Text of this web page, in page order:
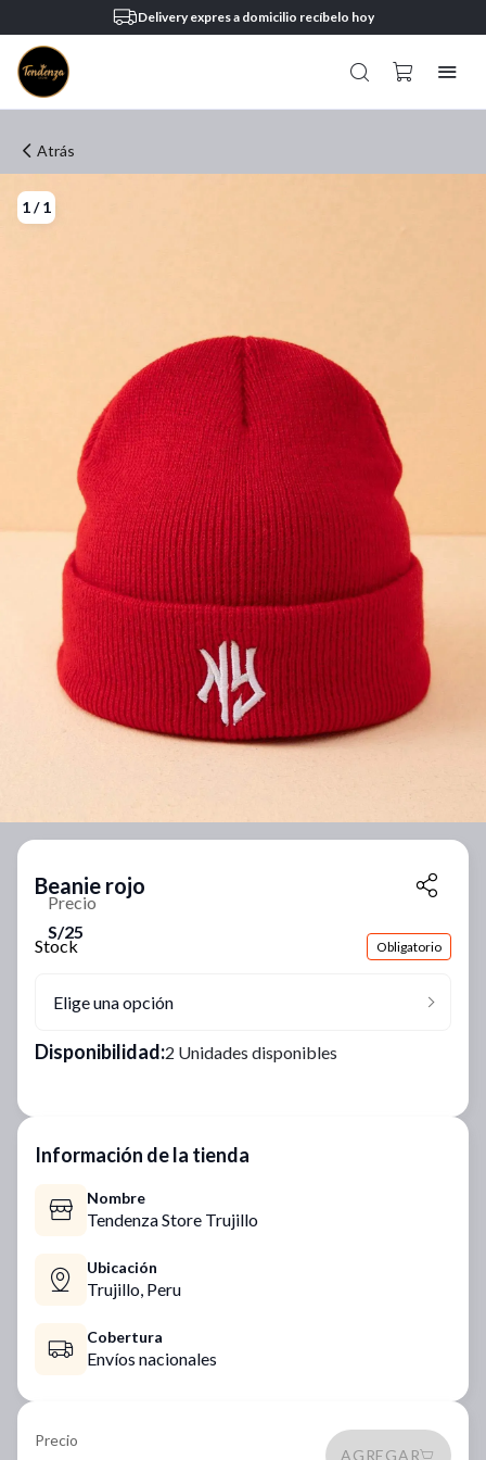
Delivery expres a domicilio recíbelo hoy
Atrás
1/1
Beanie rojo
Precio
S/25
Stock Obligatorio
Elige una opción
Disponibilidad:2 Unidades disponibles
Información de la tienda
Nombre
Tendenza Store Trujillo
Ubicación
Trujillo, Peru
Cobertura
Envíos nacionales
Precio
AGREGAR